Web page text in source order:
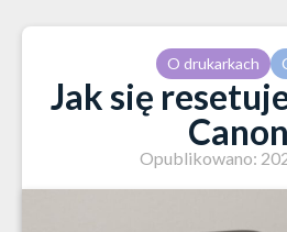
O drukarkach
Jak się
Opublikowano: